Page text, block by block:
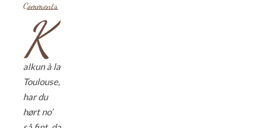
Comments
K
alkun à la
Toulouse,
har du
hørt no’